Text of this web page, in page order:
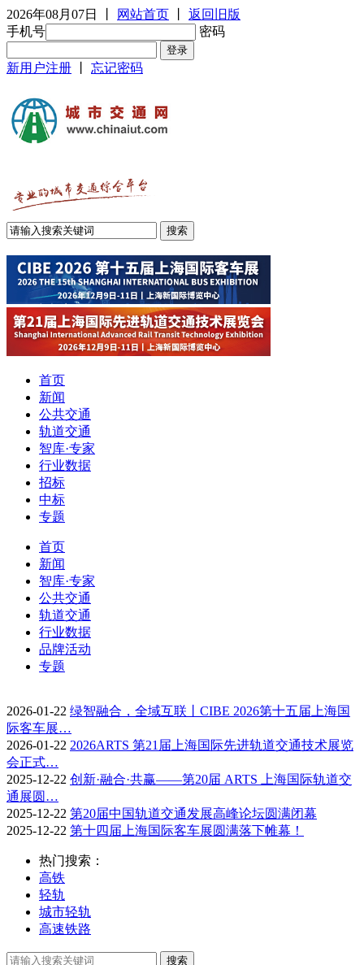
2026年08月07日 网站首页
返回旧版
手机号
密码
新用户注册 忘记密码
首页
新闻
公共交通
轨道交通
智库·专家
行业数据
招标
中标
专题
首页
新闻
智库·专家
公共交通
轨道交通
行业数据
品牌活动
专题
2026-01-22 绿智融合，全域互联丨CIBE 2026第十五届上海国
际客车展…
2026-01-22 2026ARTS 第21届上海国际先进轨道交通技术展览
会正式…
2025-12-22 创新·融合·共赢——第20届 ARTS 上海国际轨道交
通展圆…
2025-12-22 第20届中国轨道交通发展高峰论坛圆满闭幕
2025-12-22 第十四届上海国际客车展圆满落下帷幕！
热门搜索：
高铁
轻轨
城市轻轨
高速铁路